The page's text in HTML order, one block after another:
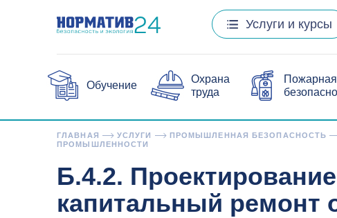
Услуги и курсы
Обучение
Охрана
труда
Пожарная
ГЛАВНАЯ УСЛУГИ ПРОМЫШЛЕННАЯ БЕЗОПАСНОСТЬ
ПРОМЫШЛЕННОСТИ
Б.4.2.
капитальный ремонт